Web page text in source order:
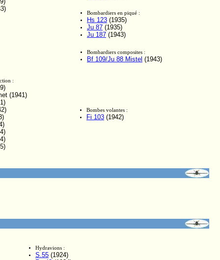
Bombardiers en piqué :
Hs 123 (1935)
Ju 87 (1935)
Ju 187 (1943)
Bombardiers composites :
Bf 109/Ju 88 Mistel (1943)
:
(1941)
Bombes volantes :
Fi 103 (1942)
Hydravions :
S.55 (1924)